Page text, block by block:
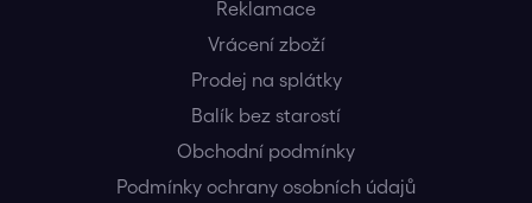
Reklamace
Vrácení zboží
Prodej na splátky
Balík bez starostí
Obchodní podmínky
Podmínky ochrany osobních údajů